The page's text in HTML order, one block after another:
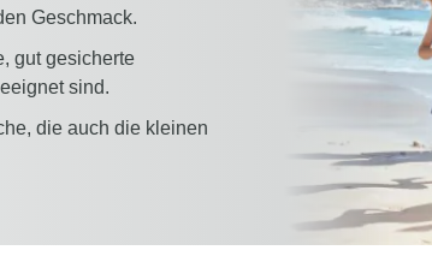
Geschmack.
gut gesicherte
sind.
die auch die kleinen